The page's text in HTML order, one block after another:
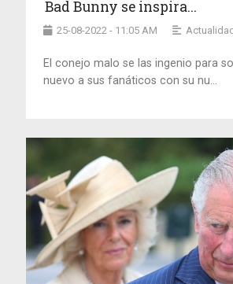
Bad Bunny se inspira...
25-08-2022 - 11:05 AM Actualidad
El conejo malo se las ingenio para
nuevo a sus fanáticos con su nu...